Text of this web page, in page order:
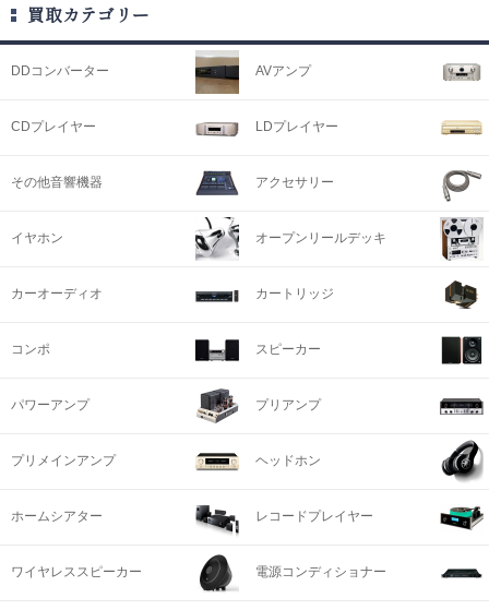
買取カテゴリー
DDコンバーター AVアンプ
CDプレイヤー LDプレイヤー
その他音響機器 アクセサリー
イヤホン オープンリールデッキ
カーオーディオ カートリッジ
コンポ スピーカー
パワーアンプ プリアンプ
プリメインアンプ ヘッドホン
ホームシアター レコードプレイヤー
ワイヤレススピーカー 電源コンディショナー